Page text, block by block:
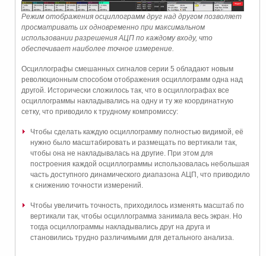
Режим отображения осциллограмм друг над другом позволяет
просматривать их одновременно при максимальном
использовании разрешения АЦП по каждому входу, что
обеспечивает наиболее точное измерение.
Осциллографы смешанных сигналов серии 5 обладают новым
революционным способом отображения осциллограмм одна над
другой. Исторически сложилось так, что в осциллографах все
осциллограммы накладывались на одну и ту же координатную
сетку, что приводило к трудному компромиссу:
Чтобы сделать каждую осциллограмму полностью видимой, её
нужно было масштабировать и размещать по вертикали так,
чтобы она не накладывалась на другие. При этом для
построения каждой осциллограммы использовалась небольшая
часть доступного динамического диапазона АЦП, что приводило
к снижению точности измерений.
Чтобы увеличить точность, приходилось изменять масштаб по
вертикали так, чтобы осциллограмма занимала весь экран. Но
тогда осциллограммы накладывались друг на друга и
становились трудно различимыми для детального анализа.